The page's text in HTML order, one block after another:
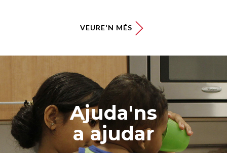
VEURE'N MÉS
Ajuda'ns
a ajudar